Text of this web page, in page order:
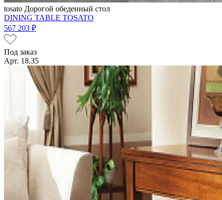
tosato Дорогой обеденный стол
DINING TABLE TOSATO
567 203 ₽
Под заказ
Арт. 18.35